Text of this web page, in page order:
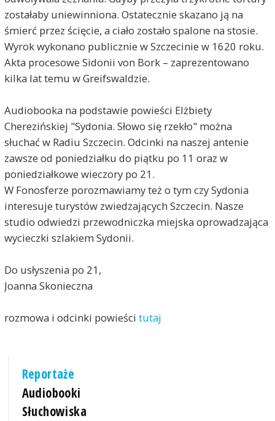
zostałaby uniewinniona. Ostatecznie skazano ją na
śmierć przez ścięcie, a ciało zostało spalone na stosie.
Wyrok wykonano publicznie w Szczecinie w 1620 roku.
Akta procesowe Sidonii von Bork – zaprezentowano
kilka lat temu w Greifswaldzie.
Audiobooka na podstawie powieści Elżbiety
Cherezińskiej "Sydonia. Słowo się rzekło" można
słuchać w Radiu Szczecin. Odcinki na naszej antenie
zawsze od poniedziałku do piątku po 11 oraz w
poniedziałkowe wieczory po 21.
W Fonosferze porozmawiamy też o tym czy Sydonia
interesuje turystów zwiedzających Szczecin. Nasze
studio odwiedzi przewodniczka miejska oprowadzająca
wycieczki szlakiem Sydonii.
Do usłyszenia po 21,
Joanna Skonieczna
rozmowa i odcinki powieści tutaj
Reportaże
Audiobooki
Słuchowiska